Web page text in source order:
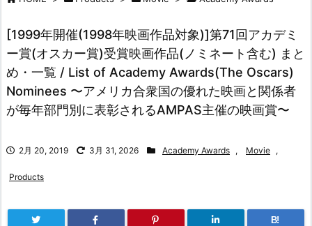
[1999年開催(1998年映画作品対象)]第71回アカデミ
ー賞(オスカー賞)受賞映画作品(ノミネート含む) まと
め・一覧 / List of Academy Awards(The Oscars)
Nominees 〜アメリカ合衆国の優れた映画と関係者
が毎年部門別に表彰されるAMPAS主催の映画賞〜
2月 20, 2019 3月 31, 2026 Academy Awards , Movie ,
Products
B!